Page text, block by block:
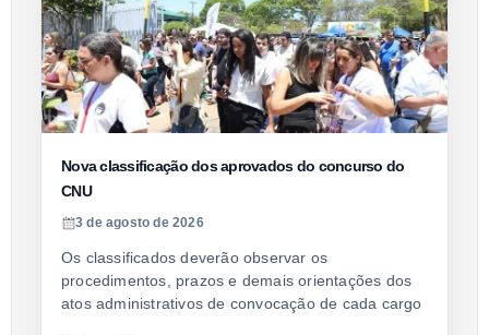
Nova classificação dos aprovados do concurso do
CNU
3 de agosto de 2026
Os classificados deverão observar os
procedimentos, prazos e demais orientações dos
atos administrativos de convocação de cada cargo